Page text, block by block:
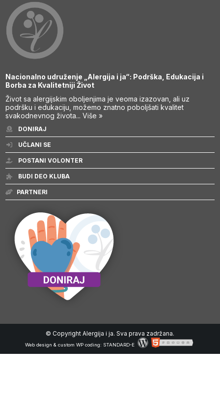
Nacionalno udruženje „Alergija i ja“: Podrška, Edukacija i
Borba za Kvalitetniji Život
Život sa alergijskim oboljenjima je veoma izazovan, ali uz
podršku i edukaciju, možemo znatno poboljšati kvalitet
svakodnevnog života...Više »
DONIRAJ
UČLANI SE
POSTANI VOLONTER
BUDI DEO KLUBA
PARTNERI
© Copyright Alergija i ja. Sva prava zadržana.
Web design & custom WP coding: STANDARD-E